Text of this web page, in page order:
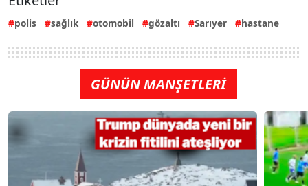
polis sağlık otomobil gözaltı Sarıyer hastane
GÜNÜN MANŞETLERİ